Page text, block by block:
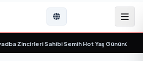
Zincirleri Sahibi Semih Hot Yaş Gününü